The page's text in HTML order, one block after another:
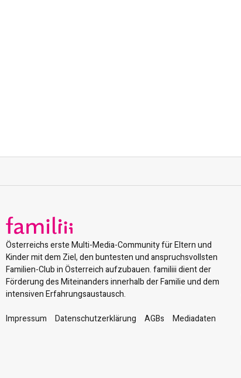
Österreichs erste Multi-Media-Community für Eltern und
Kinder mit dem Ziel, den buntesten und anspruchsvollsten
Familien-Club in Österreich aufzubauen. familiii dient der
Förderung des Miteinanders innerhalb der Familie und dem
intensiven Erfahrungsaustausch.
Impressum
Datenschutzerklärung AGBs Mediadaten